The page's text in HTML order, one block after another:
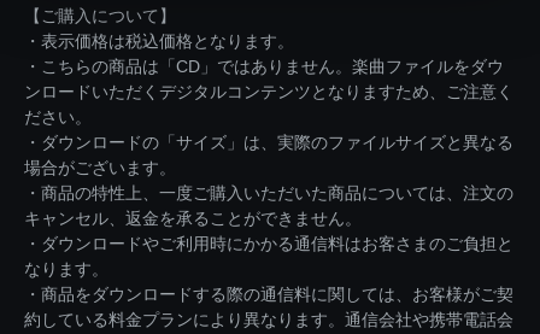
【ご購入について】
・表示価格は税込価格となります。
・こちらの商品は「CD」ではありません。楽曲ファイルをダウ
ンロードいただくデジタルコンテンツとなりますため、ご注意く
ださい。
・ダウンロードの「サイズ」は、実際のファイルサイズと異なる
場合がございます。
・商品の特性上、一度ご購入いただいた商品については、注文の
キャンセル、返金を承ることができません。
・ダウンロードやご利用時にかかる通信料はお客さまのご負担と
なります。
・商品をダウンロードする際の通信料に関しては、お客様がご契
約している料金プランにより異なります。通信会社や携帯電話会